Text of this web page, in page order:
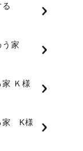
る
う家
家 Ｋ様
家 K様